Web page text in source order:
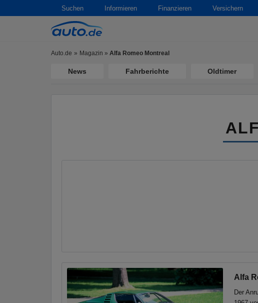
Suchen Informieren Finanzieren Versichern
Auto.de Magazin » Alfa Romeo Montreal
News Fahrberichte Oldtimer
Alfa
Der